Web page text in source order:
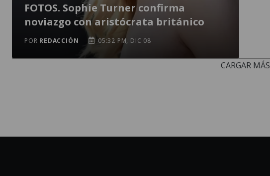
FOTOS. Sophie Turner confirma
noviazgo con aristócrata británico
POR REDACCIÓN 05:32 PM, DIC 08
CARGAR MÁS